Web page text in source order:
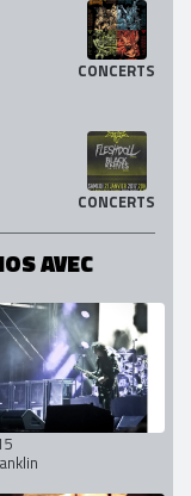
CONCERTS
CONCERTS
AVEC